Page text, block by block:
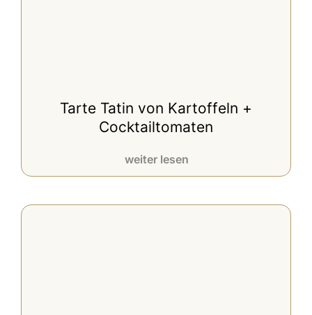
Tarte Tatin von Kartoffeln +
Cocktailtomaten
weiter lesen